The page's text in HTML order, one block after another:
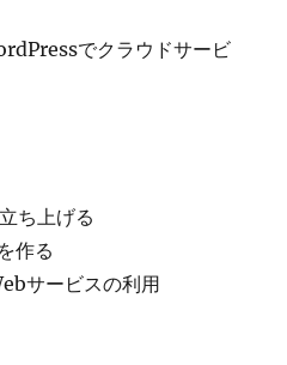
でクラウドサービ
ち上げる
を作る
サービスの利用